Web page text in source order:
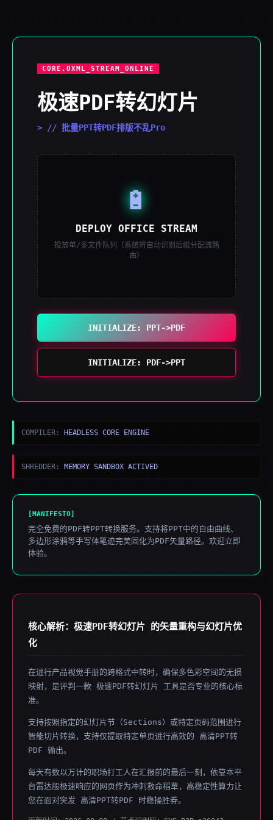
CORE.OXML_STREAM_ONLINE
极速PDF转幻灯片
> // 批量PPT转PDF排版不乱Pro
🔋
DEPLOY OFFICE STREAM
投放单/多文件队列（系统将自动识别后缀分配流路
由）
INITIALIZE: PPT->PDF
INITIALIZE: PDF->PPT
COMPILER: HEADLESS CORE ENGINE
SHREDDER: MEMORY SANDBOX ACTIVED
[MANIFESTO]
完全免费的PDF转PPT转换服务。支持将PPT中的自由曲线、
多边形涂鸦等手写体笔迹完美固化为PDF矢量路径。欢迎立即
体验。
核心解析：极速PDF转幻灯片 的矢量重构与幻灯片优
化
在进行产品视觉手册的跨格式中转时，确保多色彩空间的无损
映射，是评判一款 极速PDF转幻灯片 工具是否专业的核心标
准。
支持按照指定的幻灯片节（Sections）或特定页码范围进行
智能切片转换，支持仅提取特定单页进行高效的 高清PPT转
PDF 输出。
每天有数以万计的职场打工人在汇报前的最后一刻，依靠本平
台雷达般极速响应的网页作为冲刺救命稻草，高稳定性算力让
您在面对突发 高清PPT转PDF 时稳操胜券。